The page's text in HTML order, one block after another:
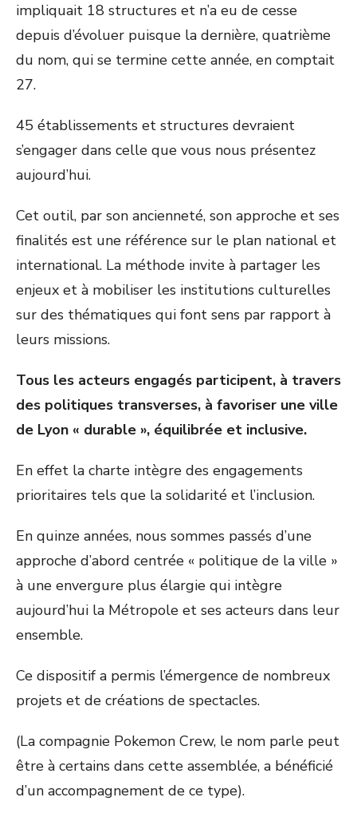
impliquait 18 structures et n’a eu de cesse
depuis d’évoluer puisque la dernière, quatrième
du nom, qui se termine cette année, en comptait
27.
45 établissements et structures devraient
s’engager dans celle que vous nous présentez
aujourd’hui.
Cet outil, par son ancienneté, son approche et ses
finalités est une référence sur le plan national et
international. La méthode invite à partager les
enjeux et à mobiliser les institutions culturelles
sur des thématiques qui font sens par rapport à
leurs missions.
Tous les acteurs engagés participent, à travers
des politiques transverses, à favoriser une ville
de Lyon « durable », équilibrée et inclusive.
En effet la charte intègre des engagements
prioritaires tels que la solidarité et l’inclusion.
En quinze années, nous sommes passés d’une
approche d’abord centrée « politique de la ville »
à une envergure plus élargie qui intègre
aujourd’hui la Métropole et ses acteurs dans leur
ensemble.
Ce dispositif a permis l’émergence de nombreux
projets et de créations de spectacles.
(La compagnie Pokemon Crew, le nom parle peut
être à certains dans cette assemblée, a bénéficié
d’un accompagnement de ce type).